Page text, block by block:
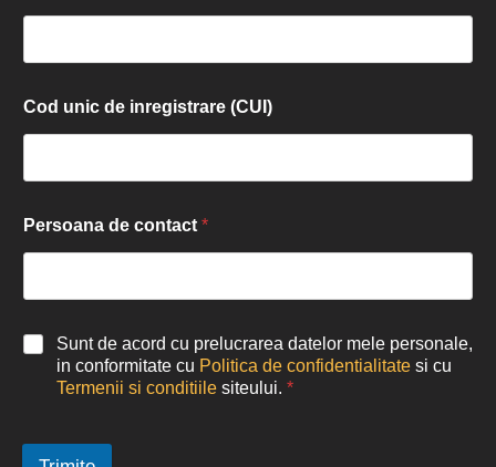
Cod unic de inregistrare (CUI)
Persoana de contact *
Sunt de acord cu prelucrarea datelor mele personale,
in conformitate cu Politica de confidentialitate si cu
Termenii si conditiile siteului. *